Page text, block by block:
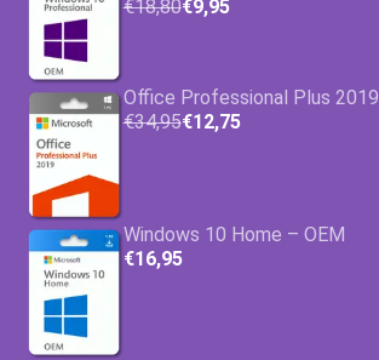
€18,80€9,95
Office Professional Plus 2019
€34,95€12,75
Windows 10 Home – OEM
€16,95